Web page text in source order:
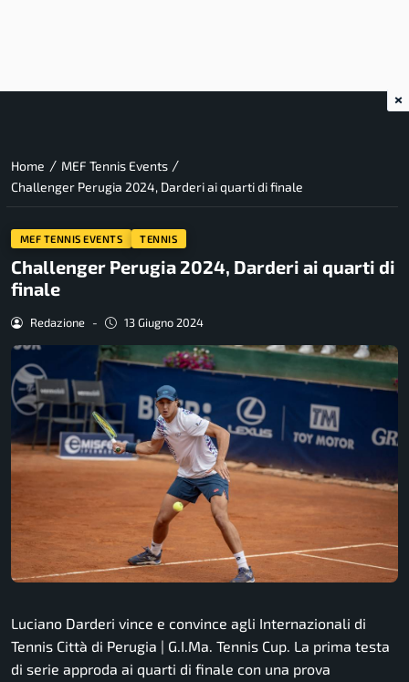
Home / MEF Tennis Events /
Challenger Perugia 2024, Darderi ai quarti di finale
MEF TENNIS EVENTS TENNIS
Challenger Perugia 2024, Darderi ai quarti di
finale
Redazione - 13 Giugno 2024
Luciano Darderi vince e convince agli Internazionali di
Tennis Città di Perugia | G.I.Ma. Tennis Cup. La prima testa
di serie approda ai quarti di finale con una prova
×